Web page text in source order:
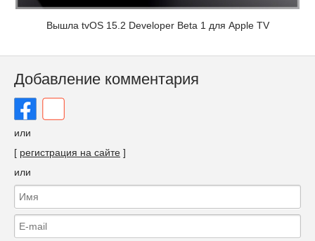
Вышла tvOS 15.2 Developer Beta 1 для Apple TV
Добавление комментария
или
[ регистрация на сайте ]
или